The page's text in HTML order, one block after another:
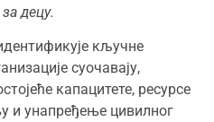
децу.
кључне
суочавају,
капацитете, ресурсе
и унапређење цивилног